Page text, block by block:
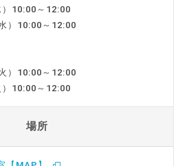
）10:00～12:00
）10:00～12:00
）10:00～12:00
）10:00～12:00
場所